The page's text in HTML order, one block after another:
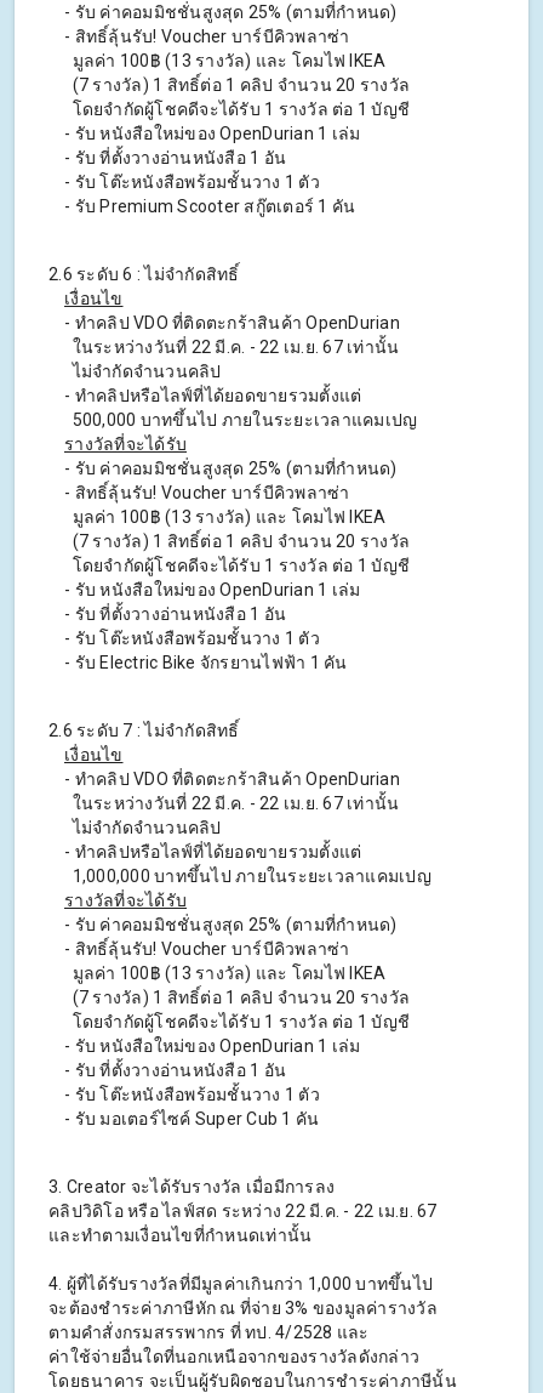
- รับ ค่าคอมมิชชั่นสูงสุด 25% (ตามที่กําหนด)
- สิทธิ์ลุ้นรับ! Voucher บาร์บีคิวพลาซ่า
มูลค่า 100฿ (13 รางวัล) และ โคมไฟ IKEA
(7 รางวัล) 1 สิทธิ์ต่อ 1 คลิป จํานวน 20 รางวัล
โดยจำกัดผู้โชคดีจะได้รับ 1 รางวัล ต่อ 1 บัญชี
- รับ หนังสือใหม่ของ OpenDurian 1 เล่ม
- รับ ที่ตั้งวางอ่านหนังสือ 1 อัน
- รับ โต๊ะหนังสือพร้อมชั้นวาง 1 ตัว
- รับ Premium Scooter สกู๊ตเตอร์ 1 คัน
2.6 ระดับ 6 : ไม่จํากัดสิทธิ์
เงื่อนไข
- ทําคลิป VDO ที่ติดตะกร้าสินค้า OpenDurian
ในระหว่างวันที่ 22 มี.ค. - 22 เม.ย. 67 เท่านั้น
ไม่จำกัดจำนวนคลิป
- ทําคลิปหรือไลฟ์ที่ได้ยอดขายรวมตั้งแต่
500,000 บาทขึ้นไป ภายในระยะเวลาแคมเปญ
รางวัลที่จะได้รับ
- รับ ค่าคอมมิชชั่นสูงสุด 25% (ตามที่กําหนด)
- สิทธิ์ลุ้นรับ! Voucher บาร์บีคิวพลาซ่า
มูลค่า 100฿ (13 รางวัล) และ โคมไฟ IKEA
(7 รางวัล) 1 สิทธิ์ต่อ 1 คลิป จํานวน 20 รางวัล
โดยจำกัดผู้โชคดีจะได้รับ 1 รางวัล ต่อ 1 บัญชี
- รับ หนังสือใหม่ของ OpenDurian 1 เล่ม
- รับ ที่ตั้งวางอ่านหนังสือ 1 อัน
- รับ โต๊ะหนังสือพร้อมชั้นวาง 1 ตัว
- รับ Electric Bike จักรยานไฟฟ้า 1 คัน
2.6 ระดับ 7 : ไม่จํากัดสิทธิ์
เงื่อนไข
- ทําคลิป VDO ที่ติดตะกร้าสินค้า OpenDurian
ในระหว่างวันที่ 22 มี.ค. - 22 เม.ย. 67 เท่านั้น
ไม่จำกัดจำนวนคลิป
- ทําคลิปหรือไลฟ์ที่ได้ยอดขายรวมตั้งแต่
1,000,000 บาทขึ้นไป ภายในระยะเวลาแคมเปญ
รางวัลที่จะได้รับ
- รับ ค่าคอมมิชชั่นสูงสุด 25% (ตามที่กําหนด)
- สิทธิ์ลุ้นรับ! Voucher บาร์บีคิวพลาซ่า
มูลค่า 100฿ (13 รางวัล) และ โคมไฟ IKEA
(7 รางวัล) 1 สิทธิ์ต่อ 1 คลิป จํานวน 20 รางวัล
โดยจำกัดผู้โชคดีจะได้รับ 1 รางวัล ต่อ 1 บัญชี
- รับ หนังสือใหม่ของ OpenDurian 1 เล่ม
- รับ ที่ตั้งวางอ่านหนังสือ 1 อัน
- รับ โต๊ะหนังสือพร้อมชั้นวาง 1 ตัว
- รับ มอเตอร์ไซค์ Super Cub 1 คัน
3. Creator จะได้รับรางวัล เมื่อมีการลง
คลิปวิดิโอ หรือ ไลฟ์สด ระหว่าง 22 มี.ค. - 22 เม.ย. 67
และทําตามเงื่อนไขที่กําหนดเท่านั้น
4. ผู้ที่ได้รับรางวัลที่มีมูลค่าเกินกว่า 1,000 บาทขึ้นไป
จะต้องชําระค่าภาษีหัก ณ ที่จ่าย 3% ของมูลค่ารางวัล
ตามคําสั่งกรมสรรพากร ที่ ทป. 4/2528 และ
ค่าใช้จ่ายอื่นใดที่นอกเหนือจากของรางวัลดังกล่าว
โดยธนาคาร จะเป็นผู้รับผิดชอบในการชําระค่าภาษีนั้น